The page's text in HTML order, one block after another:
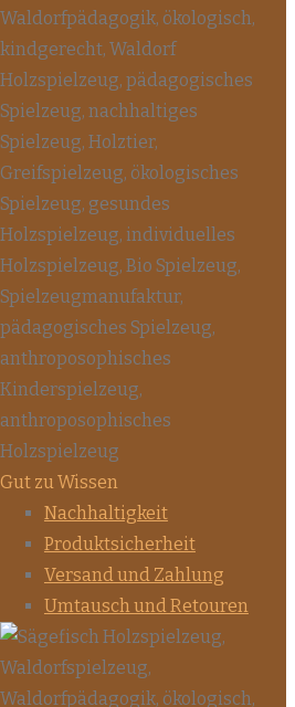
Gut zu Wissen
Nachhaltigkeit
Produktsicherheit
Versand und Zahlung
Umtausch und Retouren